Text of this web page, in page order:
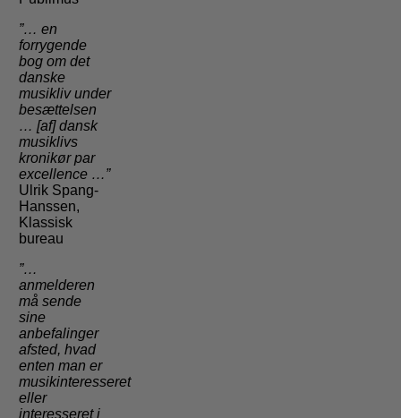
”… en
forrygende
bog om det
danske
musikliv under
besættelsen
… [af] dansk
musiklivs
kronikør par
excellence …”
Ulrik Spang-
Hanssen,
Klassisk
bureau
”…
anmelderen
må sende
sine
anbefalinger
afsted, hvad
enten man er
musikinteresseret
eller
interesseret i